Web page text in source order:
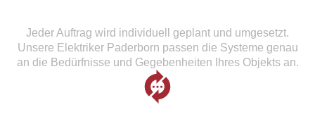
Jeder Auftrag wird individuell geplant und umgesetzt.
Unsere Elektriker Paderborn passen die Systeme genau
an die Bedürfnisse und Gegebenheiten Ihres Objekts an.